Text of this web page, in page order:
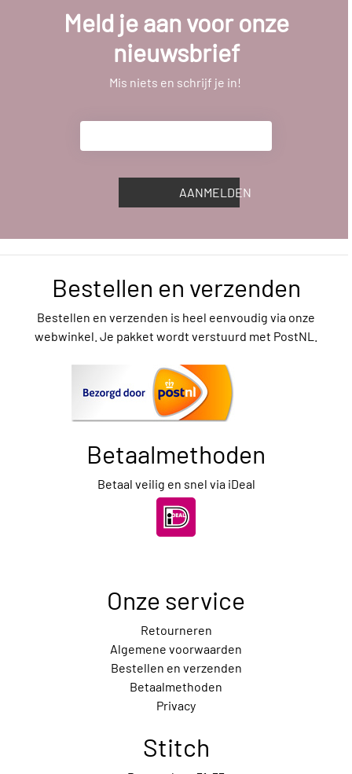
Meld je aan voor onze
nieuwsbrief
Mis niets en schrijf je in!
AANMELDEN
Bestellen en verzenden
Bestellen en verzenden is heel eenvoudig via onze
webwinkel. Je pakket wordt verstuurd met PostNL.
Betaalmethoden
Betaal veilig en snel via iDeal
Onze service
Retourneren
Algemene voorwaarden
Bestellen en verzenden
Betaalmethoden
Privacy
Stitch